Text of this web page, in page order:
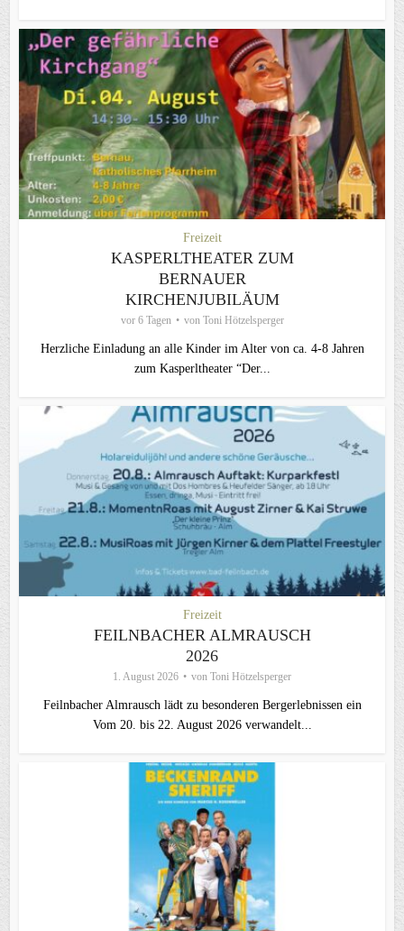
Freizeit
KASPERLTHEATER ZUM
BERNAUER
KIRCHENJUBILÄUM
vor 6 Tagen von Toni Hötzelsperger
Herzliche Einladung an alle Kinder im Alter von ca. 4-8 Jahren
zum Kasperltheater “Der...
Freizeit
FEILNBACHER ALMRAUSCH
2026
1. August 2026 von Toni Hötzelsperger
Feilnbacher Almrausch lädt zu besonderen Bergerlebnissen ein
Vom 20. bis 22. August 2026 verwandelt...